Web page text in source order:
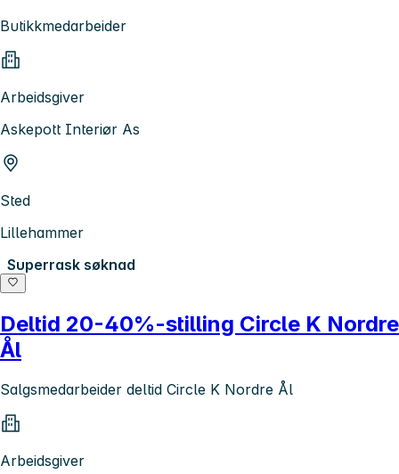
Butikkmedarbeider
Arbeidsgiver
Askepott Interiør As
Sted
Lillehammer
Superrask søknad
Deltid 20-40%-stilling Circle K Nordre
Ål
Salgsmedarbeider deltid Circle K Nordre Ål
Arbeidsgiver